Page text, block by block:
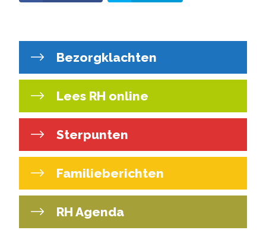
Bezorgklachten
Lees RH online
Sterpunten
Familieberichten
RH Agenda